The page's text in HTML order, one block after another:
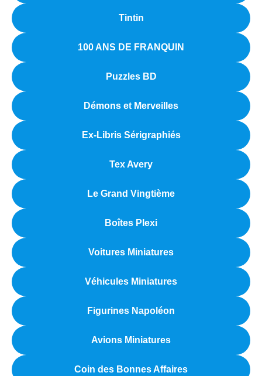
Tintin
100 ANS DE FRANQUIN
Puzzles BD
Démons et Merveilles
Ex-Libris Sérigraphiés
Tex Avery
Le Grand Vingtième
Boîtes Plexi
Voitures Miniatures
Véhicules Miniatures
Figurines Napoléon
Avions Miniatures
Coin des Bonnes Affaires